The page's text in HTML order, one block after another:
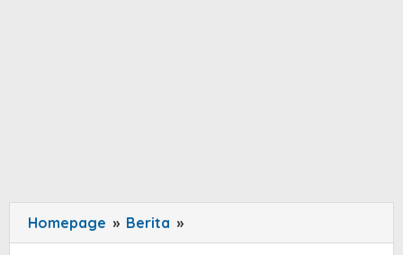
Homepage » Berita »
Hari